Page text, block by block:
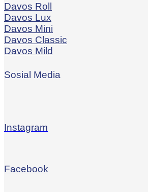
Davos Roll
Davos Lux
Davos Mini
Davos Classic
Davos Mild
Sosial Media
Instagram
Facebook